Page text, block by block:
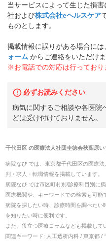
当サービスによって生じた損
社および株式会社eヘルスケア
ものとします。
掲載情報に誤りがある場合には
ォーム からご連絡をいただけ
※お電話での対応は行っており
必ずお読みください
病気に関するご相談や各医院
どは受け付けておりません。
千代田区の医療法人社団圭徳会秋葉原
病院なび では、 東京都千代田区の医療法
判・求人・転職情報を掲載しています。
病院なび では市区町村別/診療科目別に
医療機関や、キーワードでの検索も可能
病院を探したい時、診療時間を調べたい
を知りたい時に便利です。
また、役立つ医療コラムなども掲載して
関連キーワード: 人工透析内科 / 東京都 /